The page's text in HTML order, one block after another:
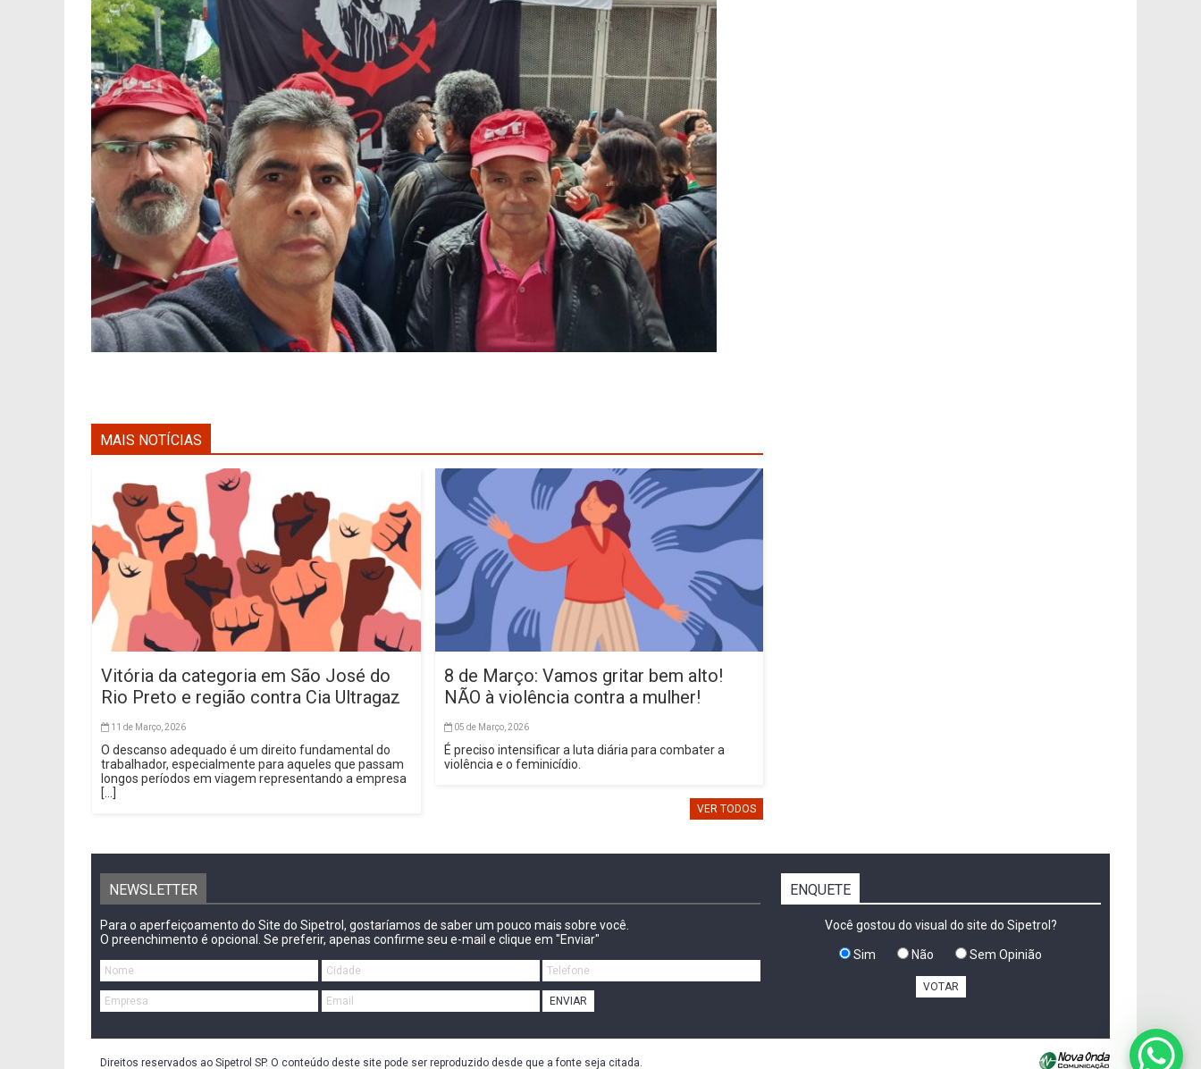
MAIS NOTÍCIAS
Vitória da categoria em São José do
Rio Preto e região contra Cia Ultragaz
11 de Março, 2026
O descanso adequado é um direito fundamental do
trabalhador, especialmente para aqueles que passam
longos períodos em viagem representando a empresa
[...]
8 de Março: Vamos gritar bem alto!
NÃO à violência contra a mulher!
05 de Março, 2026
É preciso intensificar a luta diária para combater a
violência e o feminicídio.
VER TODOS
NEWSLETTER
Para o aperfeiçoamento do Site do Sipetrol, gostaríamos de saber um pouco mais sobre você.
O preenchimento é opcional. Se preferir, apenas confirme seu e-mail e clique em "Enviar"
ENVIAR
ENQUETE
Você gostou do visual do site do Sipetrol?
Sim Não Sem Opinião
VOTAR
Direitos reservados ao Sipetrol SP. O conteúdo deste site pode ser reproduzido desde que a fonte seja citada.